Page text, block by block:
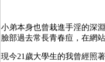
小弟本身也曾栽進手淫的深
臉部過去常長青春痘，在網
現今21歲大學生的我曾經照